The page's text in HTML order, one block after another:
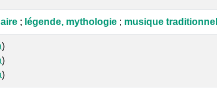
; légende, mythologie ; musique
)
)
)